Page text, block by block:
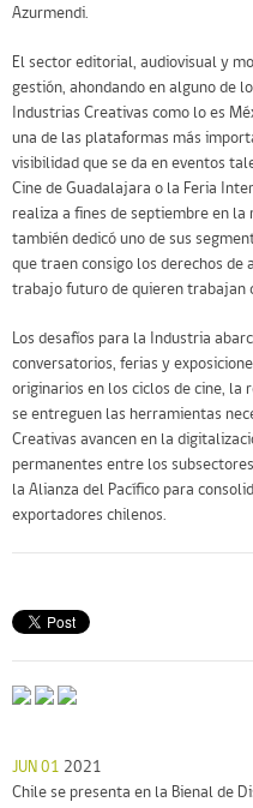
Azurmendi.
El sector editorial, audiovisual y
gestión, ahondando en alguno de
Industrias Creativas como lo es
una de las plataformas más
visibilidad que se da en eventos
Cine de Guadalajara o la Feria
realiza a fines de septiembre en la
también dedicó uno de sus
que traen consigo los derechos
trabajo futuro de quieren trabajan
Los desafíos para la Industria
conversatorios, ferias y
originarios en los ciclos de cine, la
se entreguen las herramientas
Creativas avancen en la
permanentes entre los
la Alianza del Pacífico para
exportadores chilenos.
JUN 01 2021
Chile se presenta en la Bienal de